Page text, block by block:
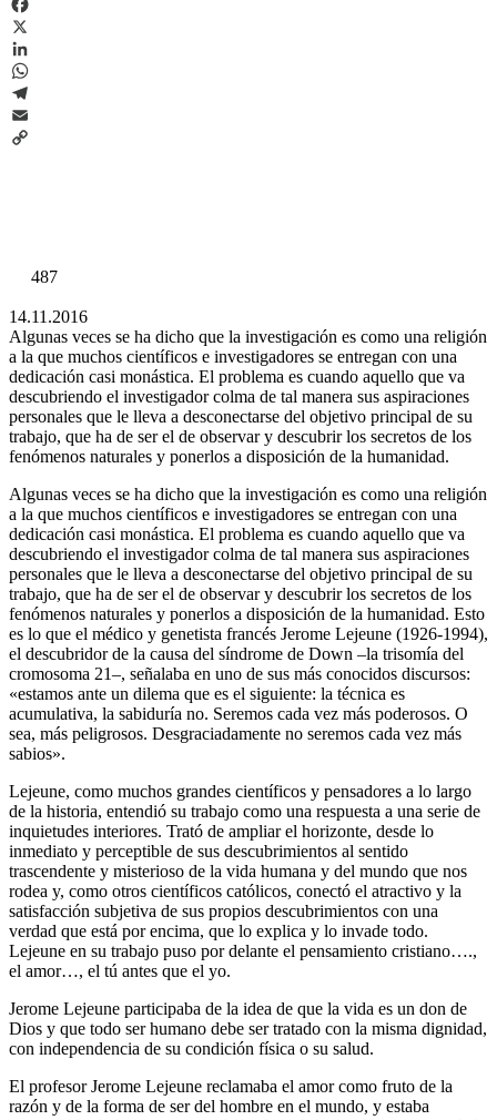
Facebook
X
LinkedIn
WhatsApp
Telegram
Email
487
14.11.2016
Algunas veces se ha dicho que la investigación es como una religión
a la que muchos científicos e investigadores se entregan con una
dedicación casi monástica. El problema es cuando aquello que va
descubriendo el investigador colma de tal manera sus aspiraciones
personales que le lleva a desconectarse del objetivo principal de su
trabajo, que ha de ser el de observar y descubrir los secretos de los
fenómenos naturales y ponerlos a disposición de la humanidad.
Algunas veces se ha dicho que la investigación es como una religión
a la que muchos científicos e investigadores se entregan con una
dedicación casi monástica. El problema es cuando aquello que va
descubriendo el investigador colma de tal manera sus aspiraciones
personales que le lleva a desconectarse del objetivo principal de su
trabajo, que ha de ser el de observar y descubrir los secretos de los
fenómenos naturales y ponerlos a disposición de la humanidad. Esto
es lo que el médico y genetista francés Jerome Lejeune (1926-1994),
el descubridor de la causa del síndrome de Down –la trisomía del
cromosoma 21–, señalaba en uno de sus más conocidos discursos:
«estamos ante un dilema que es el siguiente: la técnica es
acumulativa, la sabiduría no. Seremos cada vez más poderosos. O
sea, más peligrosos. Desgraciadamente no seremos cada vez más
sabios».
Lejeune, como muchos grandes científicos y pensadores a lo largo
de la historia, entendió su trabajo como una respuesta a una serie de
inquietudes interiores. Trató de ampliar el horizonte, desde lo
inmediato y perceptible de sus descubrimientos al sentido
trascendente y misterioso de la vida humana y del mundo que nos
rodea y, como otros científicos católicos, conectó el atractivo y la
satisfacción subjetiva de sus propios descubrimientos con una
verdad que está por encima, que lo explica y lo invade todo.
Lejeune en su trabajo puso por delante el pensamiento cristiano….,
el amor…, el tú antes que el yo.
Jerome Lejeune participaba de la idea de que la vida es un don de
Dios y que todo ser humano debe ser tratado con la misma dignidad,
con independencia de su condición física o su salud.
El profesor Jerome Lejeune reclamaba el amor como fruto de la
razón y de la forma de ser del hombre en el mundo, y estaba